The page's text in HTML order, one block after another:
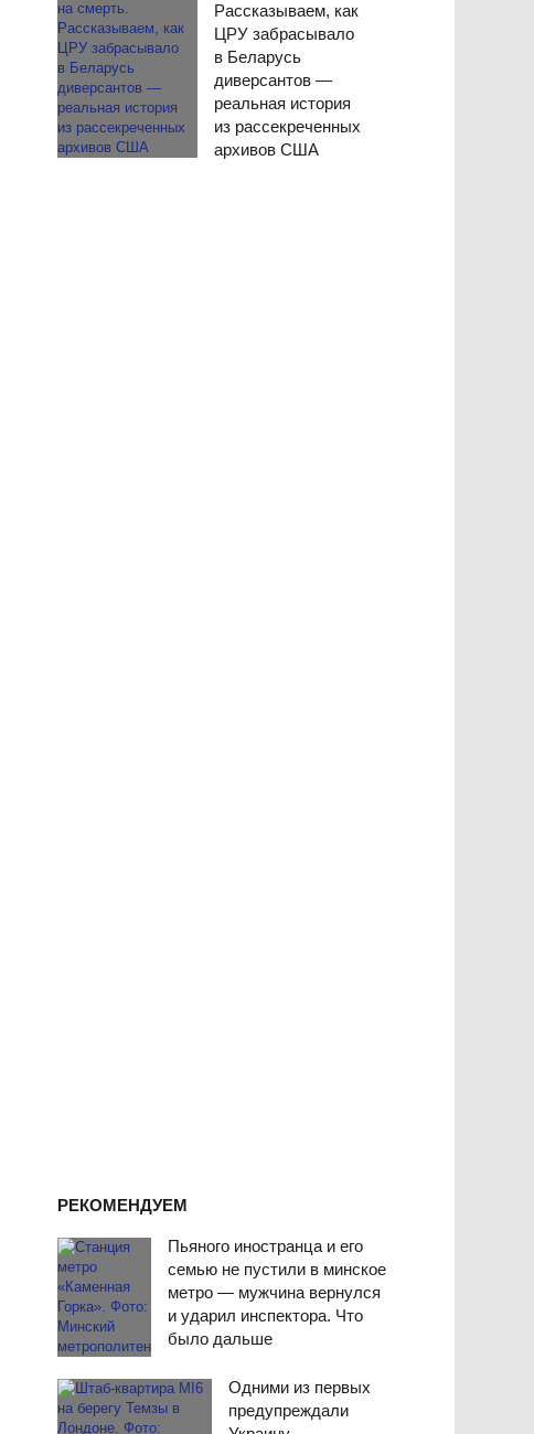
Рассказываем, как
ЦРУ забрасывало
в Беларусь
диверсантов —
реальная история
из рассекреченных
архивов США
РЕКОМЕНДУЕМ
Пьяного иностранца и его
семью не пустили в минское
метро — мужчина вернулся
и ударил инспектора. Что
было дальше
Одними из первых
предупреждали